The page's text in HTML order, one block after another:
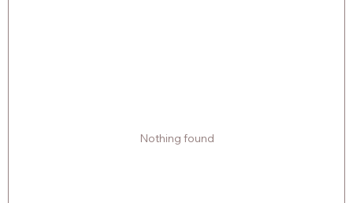
Nothing found